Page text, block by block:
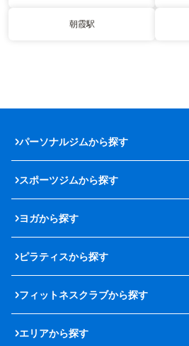
朝霞駅
パーソナルジムから探す
スポーツジムから探す
ヨガから探す
ピラティスから探す
フィットネスクラブから探す
エリアから探す